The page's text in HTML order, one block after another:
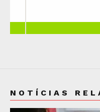
NOTÍCIAS